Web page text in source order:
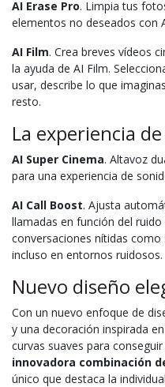
AI Erase Pro. Limpia tus
elementos no deseados con
AI Film. Crea breves vídeos
la ayuda de AI Film.
usar, describe lo que
resto.
La experiencia
AI Super Cinema. Altavoz
para una experiencia de
AI Call Boost. Ajusta
llamadas en función del
conversaciones nítidas
incluso en entornos ruidosos.
Nuevo diseño
Con un nuevo enfoque de
y una decoración inspirada
curvas suaves para
innovadora combinación
único que destaca la